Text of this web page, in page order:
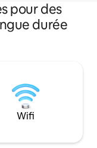
pour des
durée
Wifi